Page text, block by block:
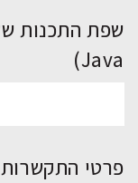
Java)
פרטי